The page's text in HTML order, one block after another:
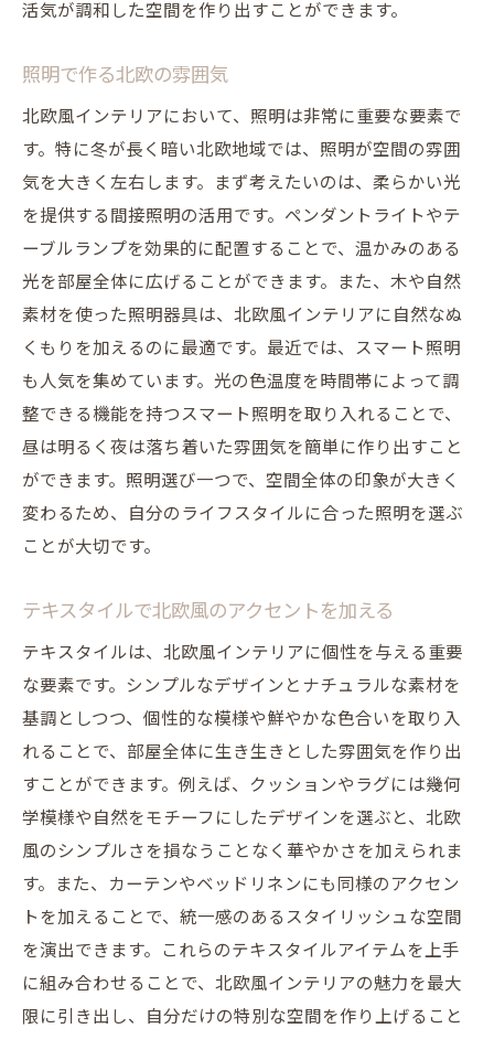
活気が調和した空間を作り出すことができます。
照明で作る北欧の雰囲気
北欧風インテリアにおいて、照明は非常に重要な要素で
す。特に冬が長く暗い北欧地域では、照明が空間の雰囲
気を大きく左右します。まず考えたいのは、柔らかい光
を提供する間接照明の活用です。ペンダントライトやテ
ーブルランプを効果的に配置することで、温かみのある
光を部屋全体に広げることができます。また、木や自然
素材を使った照明器具は、北欧風インテリアに自然なぬ
くもりを加えるのに最適です。最近では、スマート照明
も人気を集めています。光の色温度を時間帯によって調
整できる機能を持つスマート照明を取り入れることで、
昼は明るく夜は落ち着いた雰囲気を簡単に作り出すこと
ができます。照明選び一つで、空間全体の印象が大きく
変わるため、自分のライフスタイルに合った照明を選ぶ
ことが大切です。
テキスタイルで北欧風のアクセントを加える
テキスタイルは、北欧風インテリアに個性を与える重要
な要素です。シンプルなデザインとナチュラルな素材を
基調としつつ、個性的な模様や鮮やかな色合いを取り入
れることで、部屋全体に生き生きとした雰囲気を作り出
すことができます。例えば、クッションやラグには幾何
学模様や自然をモチーフにしたデザインを選ぶと、北欧
風のシンプルさを損なうことなく華やかさを加えられま
す。また、カーテンやベッドリネンにも同様のアクセン
トを加えることで、統一感のあるスタイリッシュな空間
を演出できます。これらのテキスタイルアイテムを上手
に組み合わせることで、北欧風インテリアの魅力を最大
限に引き出し、自分だけの特別な空間を作り上げること